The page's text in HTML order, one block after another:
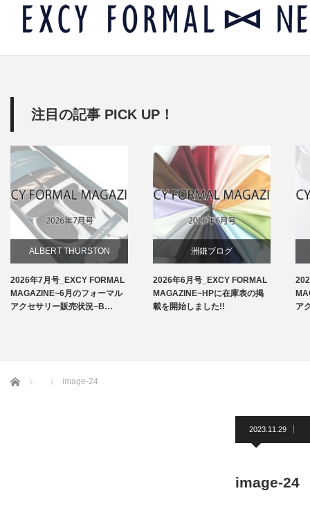
注目の記事 PICK UP！
ALBERT THURSTON
お知らせ
2026年7月号_EXCY FORMAL
MAGAZINE~6月のフォーマル
アクセサリー販売状況~B…
洲鎌ブログ
2026年6月号_EXCY FORMAL
MAGAZINE~HPに在庫表の掲
載を開始しました!!
ア
ホーム image-24
2023.11.29
image-24